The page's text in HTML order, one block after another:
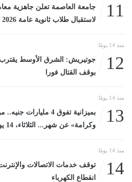
11
جامعة العاصمة تعلن جاهزية
لاستقبال طلاب ثانوية عامة 2026
منذ 14 يومًا
12
جوتيريش: الشرق الأوسط
بوقف القتال فورا
منذ 14 يومًا
13
بميزانية تفوق 4
وكرامة» عن شهر... الثلاثاء، 14 يوليو 2026 10:46 صـ
منذ 14 يومًا
14
توقف خدمات الاتصالات
انقطاع الكهرباء